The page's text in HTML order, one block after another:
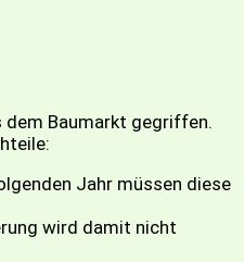
dem Baumarkt gegriffen.
Jahr müssen diese
wird damit nicht